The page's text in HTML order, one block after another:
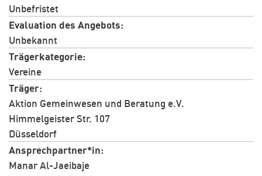
Unbefristet
Evaluation des Angebots
Unbekannt
Trägerkategorie
Vereine
Träger
Aktion Gemeinwesen und Beratung e.V.
Himmelgeister Str. 107
Düsseldorf
Ansprechpartner*in
Manar Al-Jaeibaje